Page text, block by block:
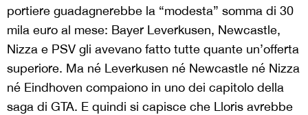
portiere guadagnerebbe la “modesta” somma di 30
mila euro al mese: Bayer Leverkusen, Newcastle,
Nizza e PSV gli avevano fatto tutte quante un’offerta
superiore. Ma né Leverkusen né Newcastle né Nizza
né Eindhoven compaiono in uno dei capitolo della
saga di GTA. E quindi si capisce che Lloris avrebbe